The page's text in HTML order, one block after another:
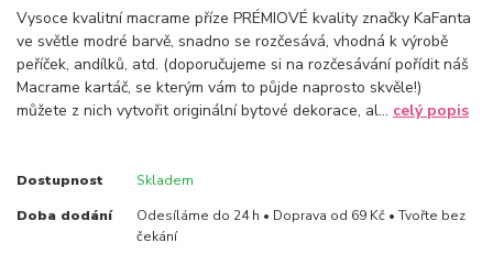
Vysoce kvalitní macrame příze PRÉMIOVÉ kvality značky KaFanta
ve světle modré barvě, snadno se rozčesává, vhodná k výrobě
peříček, andílků, atd. (doporučujeme si na rozčesávání pořídit náš
Macrame kartáč, se kterým vám to půjde naprosto skvěle!)
můžete z nich vytvořit originální bytové dekorace, al... celý popis
Dostupnost Skladem
Doba dodání
Odesíláme do 24 h • Doprava od 69 Kč • Tvořte bez
čekání